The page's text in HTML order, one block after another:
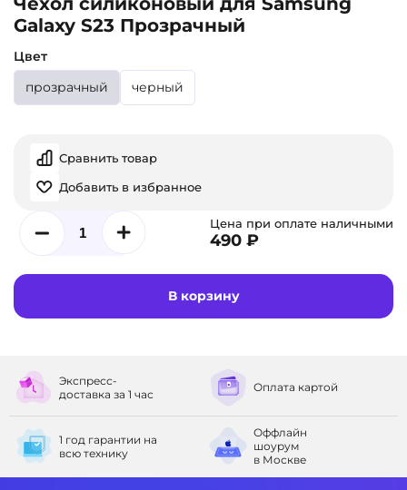
Galaxy S23 Прозрачный
Цвет
прозрачный
черный
Сравнить товар
Добавить в избранное
Цена при оплате наличными
490 ₽
В корзину
Экспресс-
доставка за 1 час Оплата картой
1 год гарантии на
всю технику
Оффлайн
шоурум
в Москве